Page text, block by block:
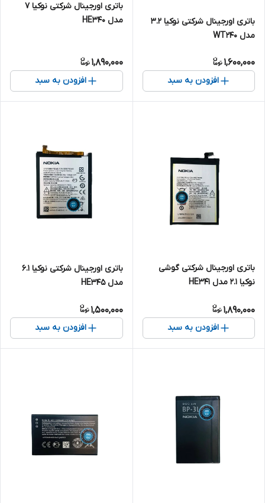
باتری اورجینال شرکتی نوکیا 3.2
مدل WT240
1,600,000
افزودن به سبد
باتری اورجینال شرکتی نوکیا 7
مدل HE340
1,890,000
افزودن به سبد
باتری اورجینال شرکتی گوشی
نوکیا 2.1 مدل HE341
1,890,000
افزودن به سبد
باتری اورجینال شرکتی نوکیا 6.1
مدل HE345
1,500,000
افزودن به سبد